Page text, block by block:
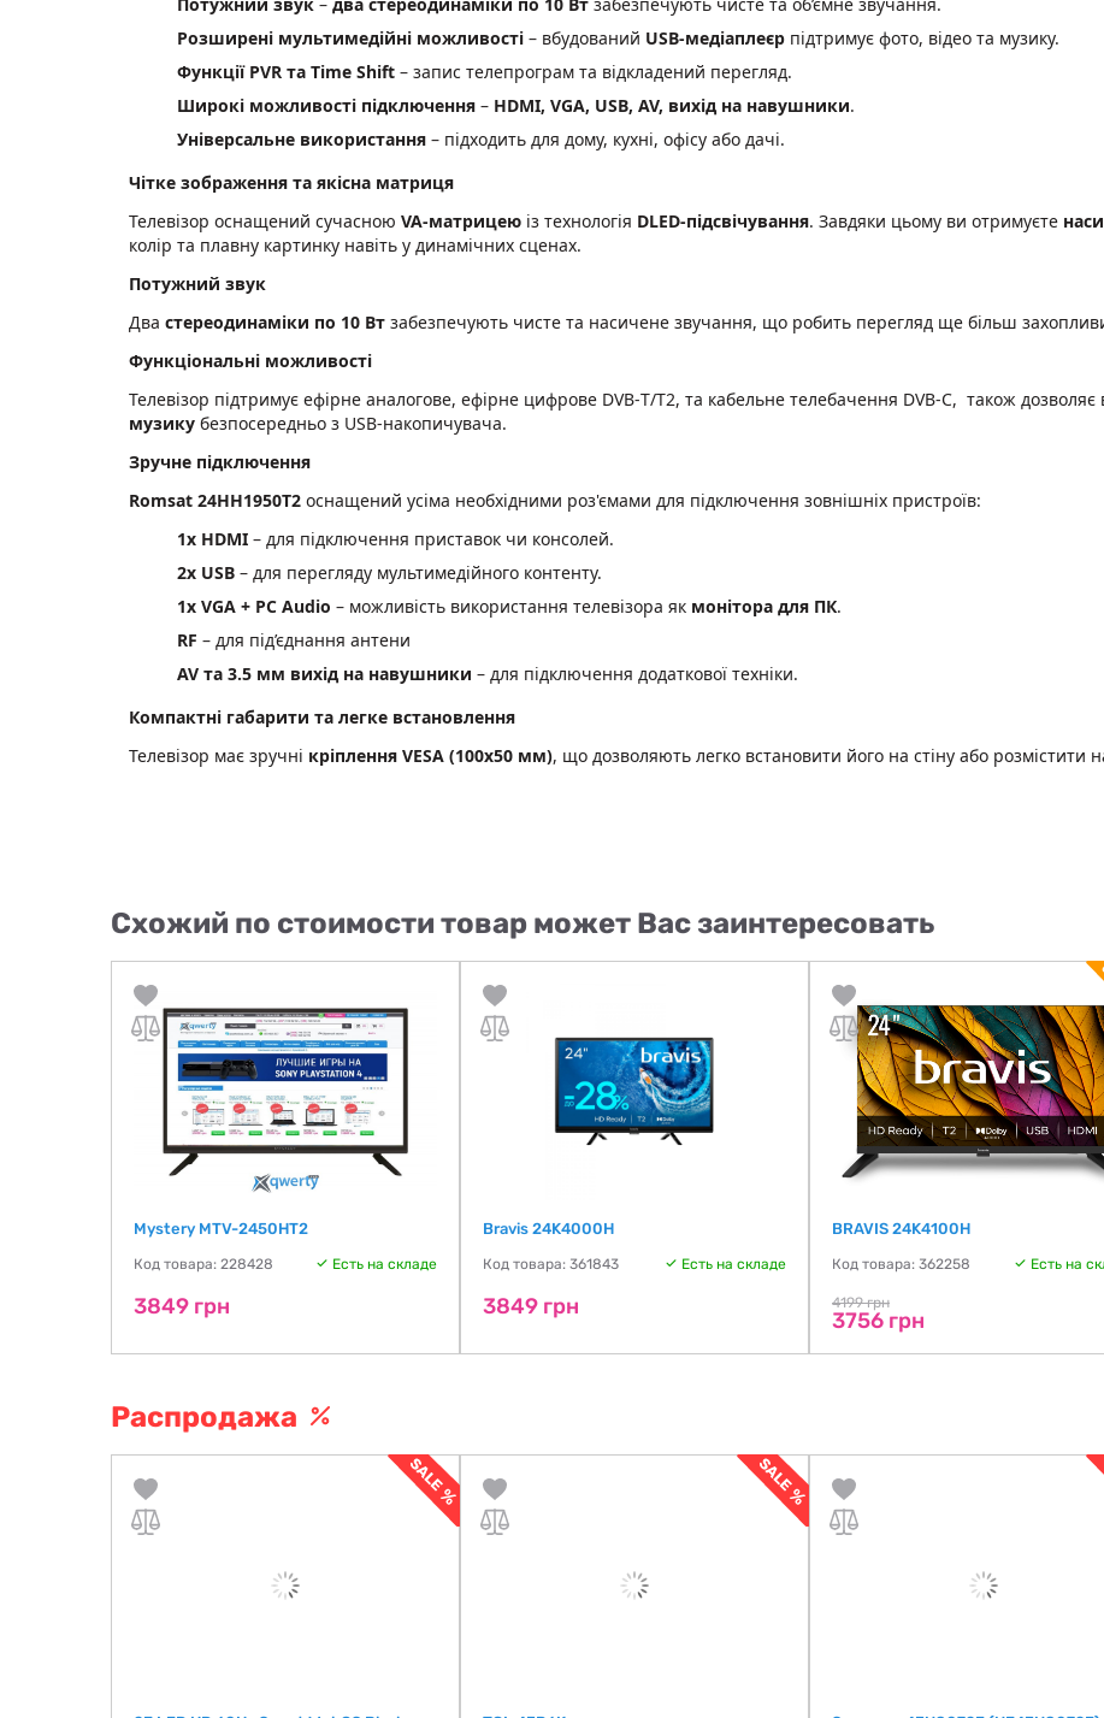
Розширені мультимедійні можливості – вбудований USB-медіаплеєр підтримує фото, відео та музику.
Функції PVR та Time Shift – запис телепрограм та відкладений перегляд.
Широкі можливості підключення – HDMI, VGA, USB, AV, вихід на навушники.
Універсальне використання – підходить для дому, кухні, офісу або дачі.
Чітке зображення та якісна матриця
Телевізор оснащений сучасною VA-матрицею із технологія DLED-підсвічування. Завдяки цьому ви отримуєте
колір та плавну картинку навіть у динамічних сценах.
Потужний звук
Два стереодинаміки по 10 Вт забезпечують чисте та насичене звучання, що робить перегляд ще більш
Функціональні можливості
Телевізор підтримує ефірне аналогове, ефірне цифрове DVB-Т/Т2, та кабельне телебачення DVB-C, також дозволяє
музику безпосередньо з USB-накопичувача.
Зручне підключення
Romsat 24HH1950T2 оснащений усіма необхідними роз'ємами для підключення зовнішніх пристроїв:
1х HDMI – для підключення приставок чи консолей.
2х USB – для перегляду мультимедійного контенту.
1х VGA + PC Audio – можливість використання телевізора як монітора для ПК.
RF – для під’єднання антени
AV та 3.5 мм вихід на навушники – для підключення додаткової техніки.
Компактні габарити та легке встановлення
Телевізор має зручні кріплення VESA (100х50 мм), що дозволяють легко встановити його на стіну або розмістити
Схожий по стоимости товар может Вас заинтересовать
Mystery MTV-2450HT2
Код товара: 228428 Есть на складе
3849 грн
Bravis 24K4000H
Код товара: 361843 Есть на складе
3849 грн
BRAVIS 24K4100H
Код товара: 362258 Есть на
4199 грн
3756 грн
Распродажа